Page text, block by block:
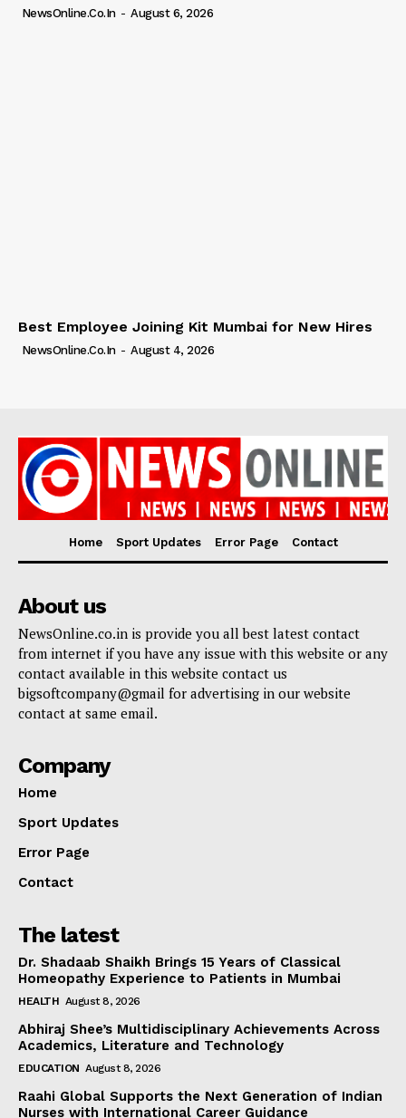
NewsOnline.co.in - August 6, 2026
Best Employee Joining Kit Mumbai for New Hires
NewsOnline.co.in - August 4, 2026
Home Sport Updates Error Page Contact
About us
NewsOnline.co.in is provide you all best latest contact
from internet if you have any issue with this website or any
contact available in this website contact us
bigsoftcompany@gmail for advertising in our website
contact at same email.
Company
Home
Sport Updates
Error Page
Contact
The latest
Dr. Shadaab Shaikh Brings 15 Years of Classical
Homeopathy Experience to Patients in Mumbai
HEALTH August 8, 2026
Abhiraj Shee’s Multidisciplinary Achievements Across
Academics, Literature and Technology
EDUCATION August 8, 2026
Raahi Global Supports the Next Generation of Indian
Nurses with International Career Guidance